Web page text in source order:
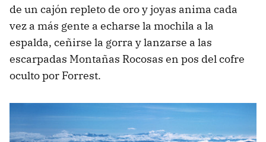
de un cajón repleto de oro y joyas anima cada
vez a más gente a echarse la mochila a la
espalda, ceñirse la gorra y lanzarse a las
escarpadas Montañas Rocosas en pos del cofre
oculto por Forrest.